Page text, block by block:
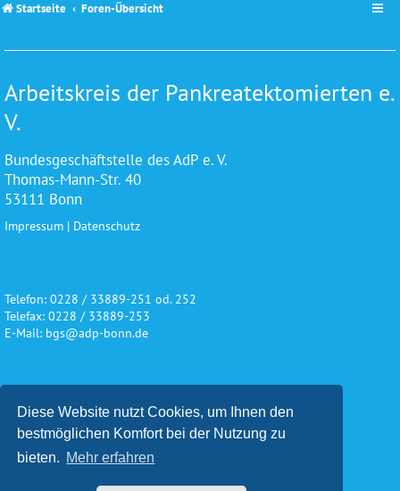
Diese Website nutzt Cookies, um Ihnen den
bestmöglichen Komfort bei der Nutzung zu
bieten. Mehr erfahren
Startseite Foren-Übersicht
Arbeitskreis der Pankreatektomierten e.
V.
Bundesgeschäftstelle des AdP e. V.
Thomas-Mann-Str. 40
53111 Bonn
Impressum | Datenschutz
Telefon: 0228 / 33889-251 od. 252
Telefax: 0228 / 33889-253
E-Mail: bgs@adp-bonn.de
Wir danken für die freundliche
Unterstützung und Förderung